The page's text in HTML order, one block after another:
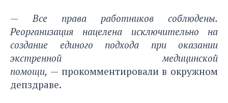
— Все права работников соблюдены.
Реорганизация нацелена исключительно на
создание единого подхода при оказании
экстренной медицинской
помощи, — прокомментировали в окружном
депздраве.